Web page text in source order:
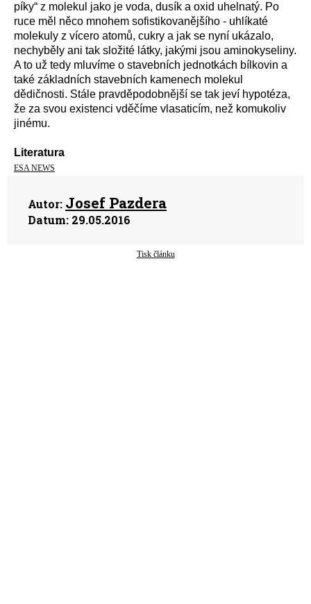
píky“ z molekul jako je voda, dusík a oxid uhelnatý. Po
ruce měl něco mnohem sofistikovanějšího - uhlíkaté
molekuly z vícero atomů, cukry a jak se nyní ukázalo,
nechyběly ani tak složité látky, jakými jsou aminokyseliny.
A to už tedy mluvíme o stavebních jednotkách bílkovin a
také základních stavebních kamenech molekul
dědičnosti. Stále pravděpodobnější se tak jeví hypotéza,
že za svou existenci vděčíme vlasaticím, než komukoliv
jinému.
Literatura
ESA NEWS
Autor: Josef Pazdera
Datum: 29.05.2016
Tisk článku